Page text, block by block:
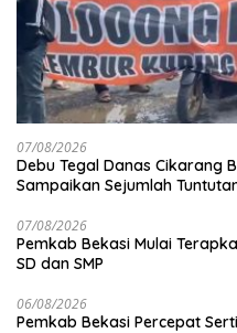
07/08/2026
Debu Tegal Danas Cikarang
Sampaikan Sejumlah
07/08/2026
Pemkab Bekasi Mulai
SD dan SMP
06/08/2026
Pemkab Bekasi Percepat